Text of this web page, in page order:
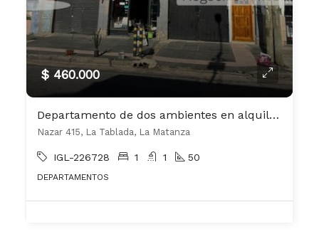
$ 460.000
Departamento de dos ambientes en alquiler en La Tablada
Nazar 415, La Tablada, La Matanza
IGL-226728 1 1 50
DEPARTAMENTOS